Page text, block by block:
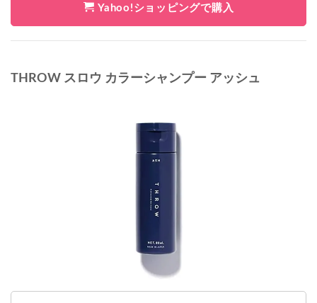
Yahoo!ショッピングで購入
THROW スロウ カラーシャンプー アッシュ